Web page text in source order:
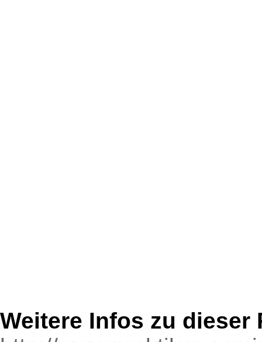
Weitere Infos zu dieser